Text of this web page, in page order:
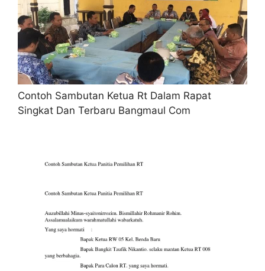
Contoh Sambutan Ketua Rt Dalam Rapat
Singkat Dan Terbaru Bangmaul Com